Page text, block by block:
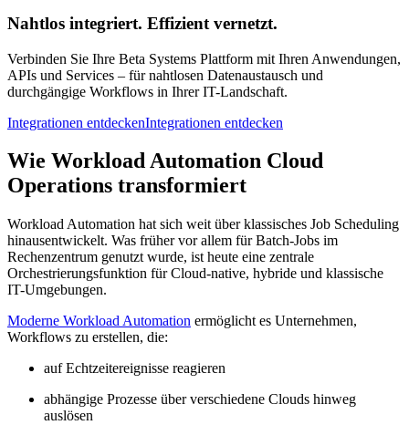
Nahtlos integriert. Effizient vernetzt.
Verbinden Sie Ihre Beta Systems Plattform mit Ihren Anwendungen,
APIs und Services – für nahtlosen Datenaustausch und
durchgängige Workflows in Ihrer IT-Landschaft.
Integrationen entdeckenIntegrationen entdecken
Wie Workload Automation Cloud
Operations transformiert
Workload Automation hat sich weit über klassisches Job Scheduling
hinausentwickelt. Was früher vor allem für Batch-Jobs im
Rechenzentrum genutzt wurde, ist heute eine zentrale
Orchestrierungsfunktion für Cloud-native, hybride und klassische
IT-Umgebungen.
Moderne Workload Automation ermöglicht es Unternehmen,
Workflows zu erstellen, die:
auf Echtzeitereignisse reagieren
abhängige Prozesse über verschiedene Clouds hinweg
auslösen